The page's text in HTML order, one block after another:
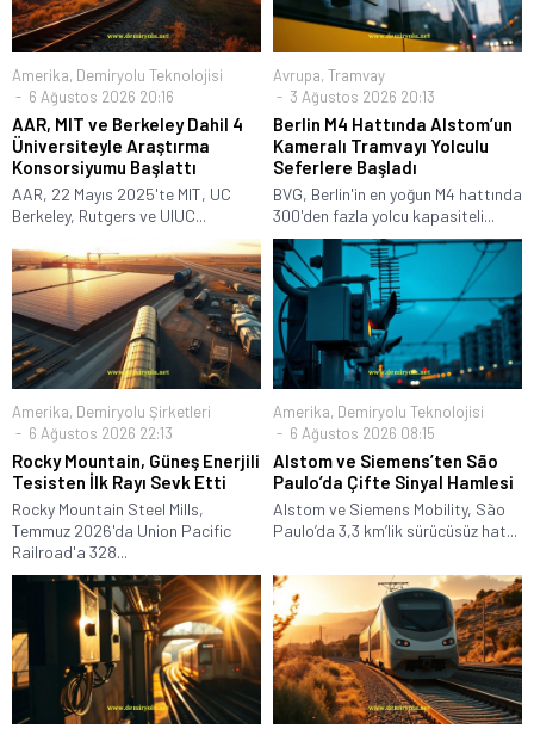
Amerika, Demiryolu Teknolojisi
6 Ağustos 2026 20:16
AAR, MIT ve Berkeley Dahil 4
Üniversiteyle Araştırma
Konsorsiyumu Başlattı
AAR, 22 Mayıs 2025'te MIT, UC
Berkeley, Rutgers ve UIUC...
Avrupa, Tramvay
3 Ağustos 2026 20:13
Berlin M4 Hattında Alstom’un
Kameralı Tramvayı Yolculu
Seferlere Başladı
BVG, Berlin'in en yoğun M4 hattında
300'den fazla yolcu kapasiteli...
Amerika, Demiryolu Şirketleri
6 Ağustos 2026 22:13
Rocky Mountain, Güneş Enerjili
Tesisten İlk Rayı Sevk Etti
Rocky Mountain Steel Mills,
Temmuz 2026'da Union Pacific
Railroad'a 328...
Amerika, Demiryolu Teknolojisi
6 Ağustos 2026 08:15
Alstom ve Siemens’ten São
Paulo’da Çifte Sinyal Hamlesi
Alstom ve Siemens Mobility, São
Paulo’da 3,3 km’lik sürücüsüz hat...